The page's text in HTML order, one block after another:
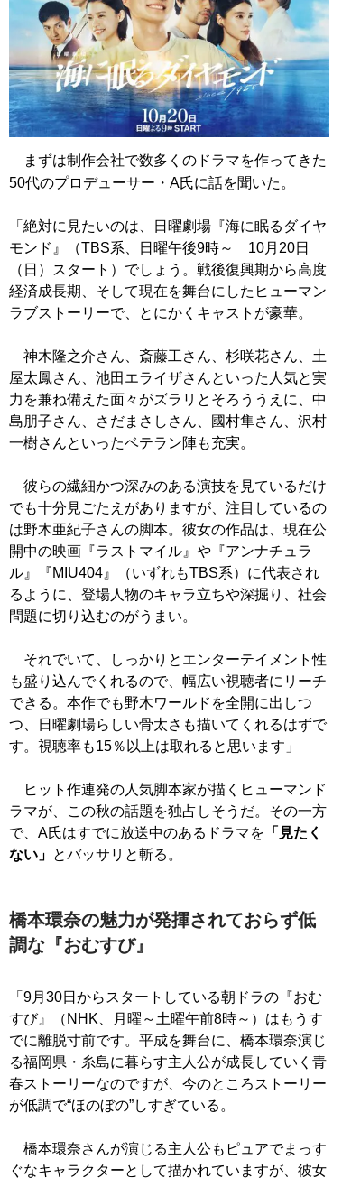
まずは制作会社で数多くのドラマを作ってきた
50代のプロデューサー・A氏に話を聞いた。
「絶対に見たいのは、日曜劇場『海に眠るダイヤ
モンド』（TBS系、日曜午後9時～ 10月20日
（日）スタート）でしょう。戦後復興期から高度
経済成長期、そして現在を舞台にしたヒューマン
ラブストーリーで、とにかくキャストが豪華。
神木隆之介さん、斎藤工さん、杉咲花さん、土
屋太鳳さん、池田エライザさんといった人気と実
力を兼ね備えた面々がズラリとそろううえに、中
島朋子さん、さだまさしさん、國村隼さん、沢村
一樹さんといったベテラン陣も充実。
彼らの繊細かつ深みのある演技を見ているだけ
でも十分見ごたえがありますが、注目しているの
は野木亜紀子さんの脚本。彼女の作品は、現在公
開中の映画『ラストマイル』や『アンナチュラ
ル』『MIU404』（いずれもTBS系）に代表され
るように、登場人物のキャラ立ちや深掘り、社会
問題に切り込むのがうまい。
それでいて、しっかりとエンターテイメント性
も盛り込んでくれるので、幅広い視聴者にリーチ
できる。本作でも野木ワールドを全開に出しつ
つ、日曜劇場らしい骨太さも描いてくれるはずで
す。視聴率も15％以上は取れると思います」
ヒット作連発の人気脚本家が描くヒューマンド
ラマが、この秋の話題を独占しそうだ。その一方
で、A氏はすでに放送中のあるドラマを 「見たく
ない」 とバッサリと斬る。
橋本環奈の魅力が発揮されておらず低
調な『おむすび』
「9月30日からスタートしている朝ドラの『おむ
すび』（NHK、月曜～土曜午前8時～）はもうす
でに離脱寸前です。平成を舞台に、橋本環奈演じ
る福岡県・糸島に暮らす主人公が成長していく青
春ストーリーなのですが、今のところストーリー
が低調で“ほのぼの”しすぎている。
橋本環奈さんが演じる主人公もピュアでまっす
ぐなキャラクターとして描かれていますが、彼女